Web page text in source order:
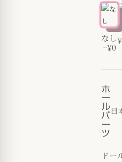
なし
+¥0
ホ
ー
ル
パ
ー
ツ
日
ドー